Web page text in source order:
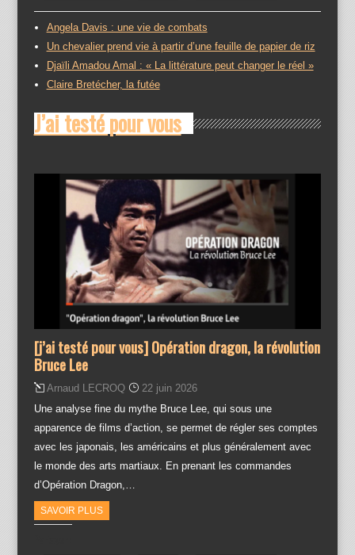
Angela Davis : une vie de combats
Un chevalier prend vie à partir d’une feuille de papier de riz
Djaïli Amadou Amal : « La littérature peut changer le réel »
Claire Bretécher, la futée
J’ai testé pour vous
[j’ai testé pour vous] Opération dragon, la révolution
Bruce Lee
Arnaud LECROQ
22 juin 2026
Une analyse fine du mythe Bruce Lee, qui sous une
apparence de films d’action, se permet de régler ses comptes
avec les japonais, les américains et plus généralement avec
le monde des arts martiaux. En prenant les commandes
d’Opération Dragon,…
SAVOIR PLUS